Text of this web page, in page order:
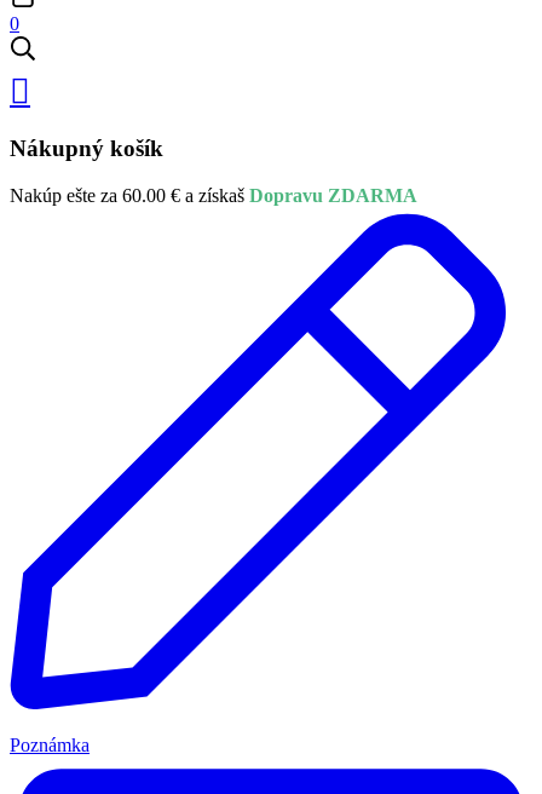
0
Nákupný košík
Nakúp ešte za 60.00 € a získaš Dopravu ZDARMA
Poznámka